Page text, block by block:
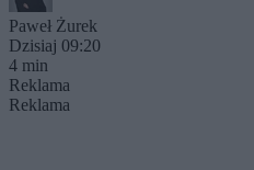
Paweł Żurek
Dzisiaj 09:20
4 min
Reklama
Reklama